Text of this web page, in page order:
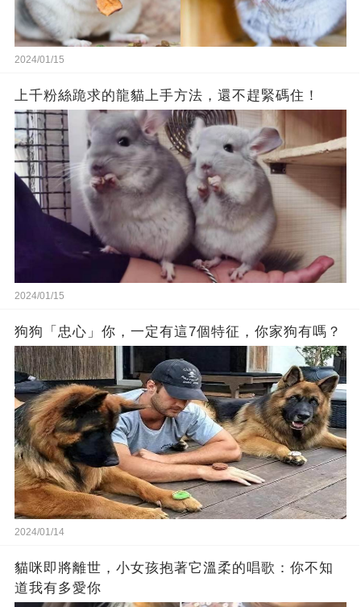
2024/01/15
上千粉絲跪求的龍貓上手方法，還不趕緊碼住！
2024/01/15
狗狗「忠心」你，一定有這7個特征，你家狗有嗎？
2024/01/14
貓咪即將離世，小女孩抱著它溫柔的唱歌：你不知
道我有多愛你